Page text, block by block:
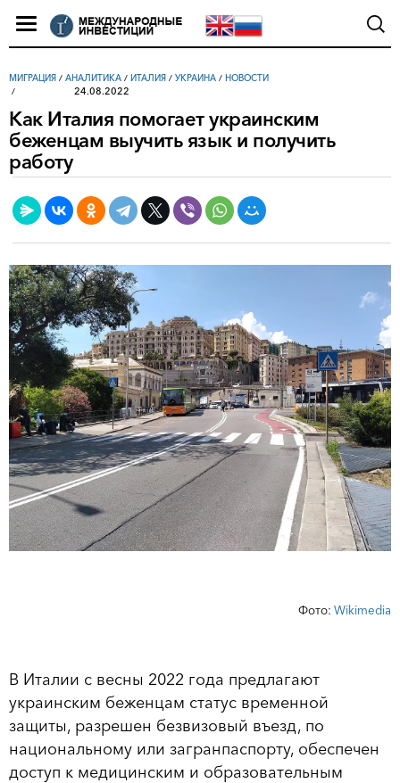
МИГРАЦИЯ / АНАЛИТИКА / ИТАЛИЯ / УКРАИНА / НОВОСТИ
24.08.2022
Как Италия помогает украинским
беженцам выучить язык и получить
работу
Фото: Wikimedia
В Италии с весны 2022 года предлагают
украинским беженцам статус временной
защиты, разрешен безвизовый въезд, по
национальному или загранпаспорту, обеспечен
доступ к медицинским и образовательным